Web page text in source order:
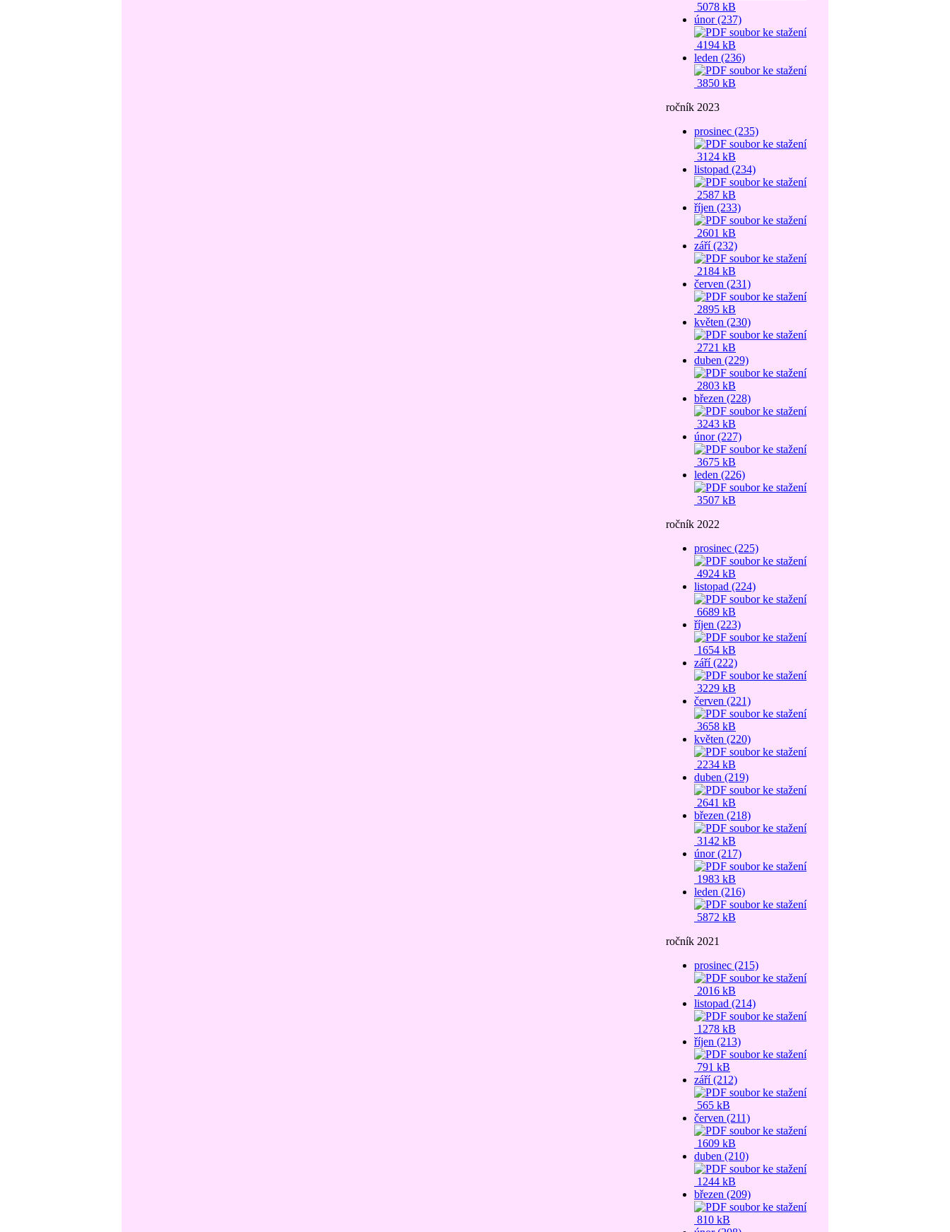
5078 kB
únor (237)
4194 kB
leden (236)
3850 kB
ročník 2023
prosinec (235)
3124 kB
listopad (234)
2587 kB
říjen (233)
2601 kB
září (232)
2184 kB
červen (231)
2895 kB
květen (230)
2721 kB
duben (229)
2803 kB
březen (228)
3243 kB
únor (227)
3675 kB
leden (226)
3507 kB
ročník 2022
prosinec (225)
4924 kB
listopad (224)
6689 kB
říjen (223)
1654 kB
září (222)
3229 kB
červen (221)
3658 kB
květen (220)
2234 kB
duben (219)
2641 kB
březen (218)
3142 kB
únor (217)
1983 kB
leden (216)
5872 kB
ročník 2021
prosinec (215)
2016 kB
listopad (214)
1278 kB
říjen (213)
791 kB
září (212)
565 kB
červen (211)
1609 kB
duben (210)
1244 kB
březen (209)
810 kB